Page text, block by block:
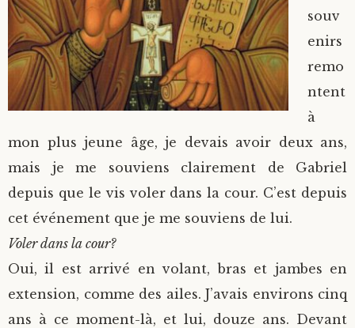
souv
enirs
remo
ntent
à
mon plus jeune âge, je devais avoir deux ans,
mais je me souviens clairement de Gabriel
depuis que le vis voler dans la cour. C’est depuis
cet événement que je me souviens de lui.
Voler dans la cour?
Oui, il est arrivé en volant, bras et jambes en
extension, comme des ailes. J’avais environs cinq
ans à ce moment-là, et lui, douze ans. Devant